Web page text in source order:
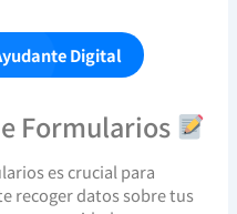
Digital
Formularios
es crucial para
recoger datos sobre tus